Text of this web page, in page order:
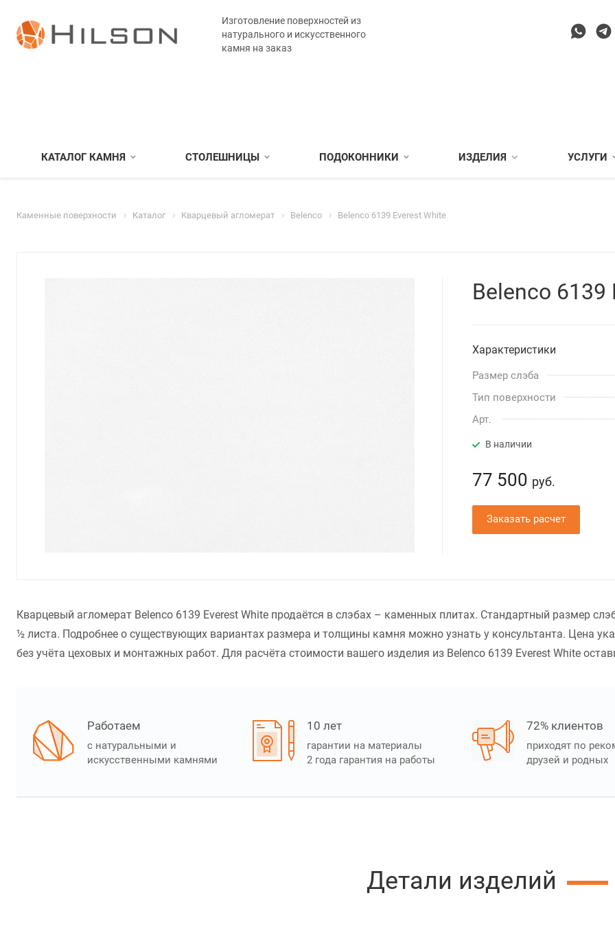
Изготовление поверхностей из
натурального и искусственного
камня на заказ
КАТАЛОГ КАМНЯ СТОЛЕШНИЦЫ ПОДОКОННИКИ ИЗДЕЛИЯ УСЛУГИ
Каменные поверхности Каталог Кварцевый агломерат Belenco Belenco 6139 Everest White
Belenco 6139
Характеристики
Размер слэба
Тип поверхности
Арт.
В наличии
77 500 руб.
Заказать расчет
Кварцевый агломерат Belenco 6139 Everest White продаётся в слэбах – каменных плитах. Стандартный размер
½ листа. Подробнее о существующих вариантах размера и толщины камня можно узнать у консультанта. Цена
без учёта цеховых и монтажных работ. Для расчёта стоимости вашего изделия из Belenco 6139 Everest White
Работаем
с натуральными и
искусственными камнями
10 лет
гарантии на материалы
2 года гарантия на работы
72% клиентов
приходят по
друзей и родных
Детали изделий